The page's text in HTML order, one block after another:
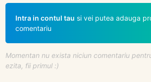
Intra in contul tau si vei putea adauga
comentariu
Momentan nu exista niciun comentariu
ezita, fii primul :)